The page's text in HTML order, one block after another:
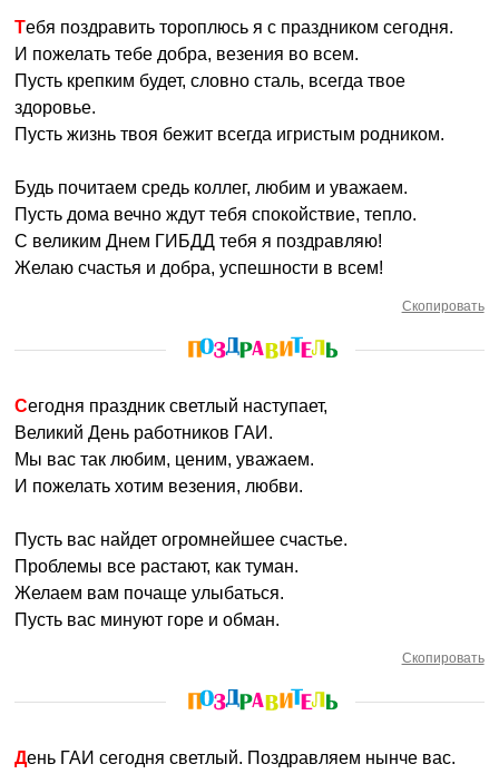
Тебя поздравить тороплюсь я с праздником сегодня.
И пожелать тебе добра, везения во всем.
Пусть крепким будет, словно сталь, всегда твое
здоровье.
Пусть жизнь твоя бежит всегда игристым родником.
Будь почитаем средь коллег, любим и уважаем.
Пусть дома вечно ждут тебя спокойствие, тепло.
С великим Днем ГИБДД тебя я поздравляю!
Желаю счастья и добра, успешности в всем!
Скопировать
Сегодня праздник светлый наступает,
Великий День работников ГАИ.
Мы вас так любим, ценим, уважаем.
И пожелать хотим везения, любви.
Пусть вас найдет огромнейшее счастье.
Проблемы все растают, как туман.
Желаем вам почаще улыбаться.
Пусть вас минуют горе и обман.
Скопировать
День ГАИ сегодня светлый. Поздравляем нынче вас.